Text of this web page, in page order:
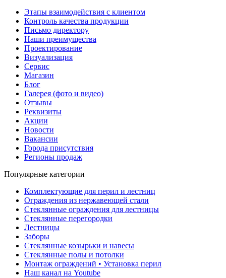
Этапы взаимодействия с клиентом
Контроль качества продукции
Письмо директору
Наши преимущества
Проектирование
Визуализация
Сервис
Магазин
Блог
Галерея (фото и видео)
Отзывы
Реквизиты
Акции
Новости
Вакансии
Города присутствия
Регионы продаж
Популярные категории
Комплектующие для перил и лестниц
Ограждения из нержавеющей стали
Стеклянные ограждения для лестницы
Стеклянные перегородки
Лестницы
Заборы
Стеклянные козырьки и навесы
Стеклянные полы и потолки
Монтаж ограждений • Установка перил
Наш канал на Youtube